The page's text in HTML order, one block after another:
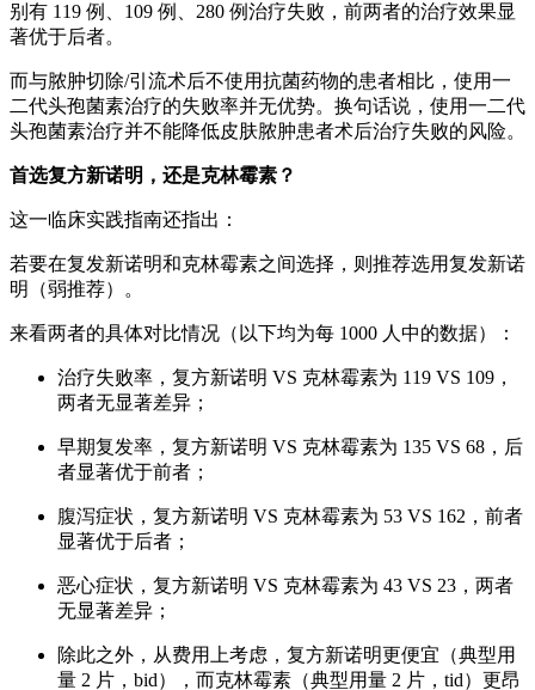
别有 119 例、109 例、280 例治疗失败，前两者的治疗效果显
著优于后者。
而与脓肿切除/引流术后不使用抗菌药物的患者相比，使用一
二代头孢菌素治疗的失败率并无优势。换句话说，使用一二代
头孢菌素治疗并不能降低皮肤脓肿患者术后治疗失败的风险。
首选复方新诺明，还是克林霉素？
这一临床实践指南还指出：
若要在复发新诺明和克林霉素之间选择，则推荐选用复发新诺
明（弱推荐）。
来看两者的具体对比情况（以下均为每 1000 人中的数据）：
治疗失败率，复方新诺明 VS 克林霉素为 119 VS 109，
两者无显著差异；
早期复发率，复方新诺明 VS 克林霉素为 135 VS 68，后
者显著优于前者；
腹泻症状，复方新诺明 VS 克林霉素为 53 VS 162，前者
显著优于后者；
恶心症状，复方新诺明 VS 克林霉素为 43 VS 23，两者
无显著差异；
除此之外，从费用上考虑，复方新诺明更便宜（典型用
量 2 片，bid），而克林霉素（典型用量 2 片，tid）更昂